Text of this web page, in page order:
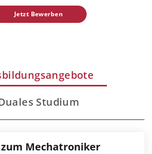
Jetzt Bewerben
Studium
Mechatroniker